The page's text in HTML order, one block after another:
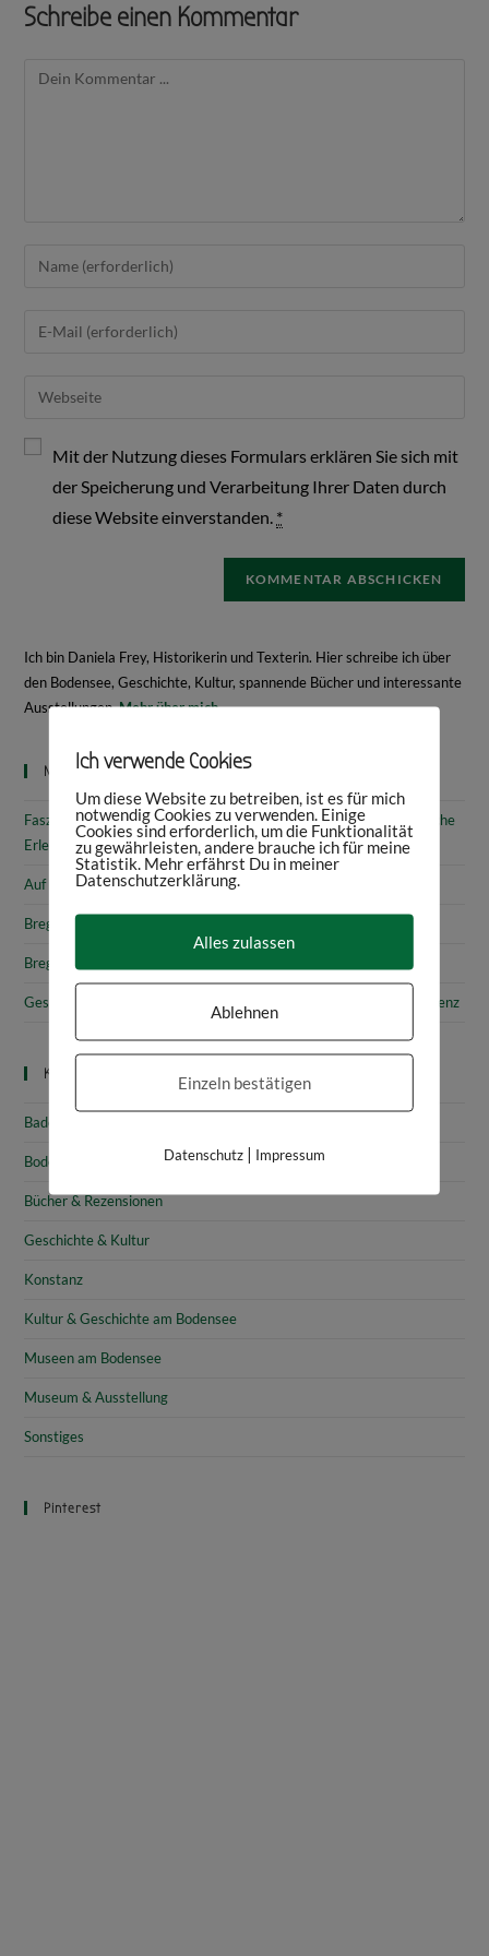
Schreibe einen Kommentar
Mit der Nutzung dieses Formulars erklären Sie sich mit
der Speicherung und Verarbeitung Ihrer Daten durch
diese Website einverstanden. *
Ich bin Daniela Frey, Historikerin und Texterin. Hier schreibe ich über
den Bodensee, Geschichte, Kultur, spannende Bücher und interessante
Ausstellungen.Mehr über mich
Neueste Beiträge
Faszinierende Geschichte & fantastische Kunst: 10 (kunst)historische
Erlebnisse am Bodensee
Auf den Spuren von Annette von Droste-Hülshoff in Meersburg
Bregenz: Kirchen, Kapellen & Kultur
Bregenz: Stadtgeschichte & Sehenswürdigkeiten
Gesammelte Schätze Vorarlbergs: Das vorarlberg museum in Bregenz
Kategorien
Baden-Württemberg
Bodensee
Bücher & Rezensionen
Geschichte & Kultur
Konstanz
Kultur & Geschichte am Bodensee
Museen am Bodensee
Museum & Ausstellung
Sonstiges
Pinterest
Ich verwende Cookies
Um diese Website zu betreiben, ist es für mich
notwendig Cookies zu verwenden. Einige
Cookies sind erforderlich, um die Funktionalität
zu gewährleisten, andere brauche ich für meine
Statistik. Mehr erfährst Du in meiner
Datenschutzerklärung.
Alles zulassen
Ablehnen
Einzeln bestätigen
Datenschutz| Impressum